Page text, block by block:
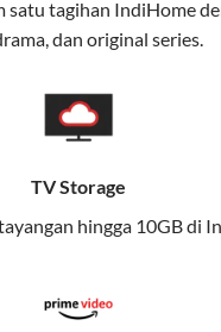
untuk memberikan
menikmati internet
bepergian.
One, Anda tidak terikat
tertentu, sehingga bisa
One
tagihan IndiHome
dan original series.
TV Storage
hingga 10GB di